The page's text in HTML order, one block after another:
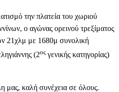
την πλατεία του χωριού
ο αγώνας ορεινού τρεξίματος
21χλμ με 1680μ συνολική
(2ος γενικής κατηγορίας)
μας, καλή συνέχεια σε όλους.